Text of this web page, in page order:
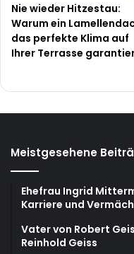
Nie wieder Hitzestau:
Warum ein
das perfekte Klima auf
Ihrer Terrasse
Meistgesehene
Ehefrau Ingrid
Karriere und
Vater von Robert
Reinhold Geiss